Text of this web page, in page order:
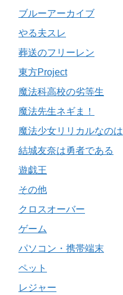
ブルーアーカイブ
やる夫スレ
葬送のフリーレン
東方Project
魔法科高校の劣等生
魔法先生ネギま！
魔法少女リリカルなのは
結城友奈は勇者である
遊戯王
その他
クロスオーバー
ゲーム
パソコン・携帯端末
ペット
レジャー